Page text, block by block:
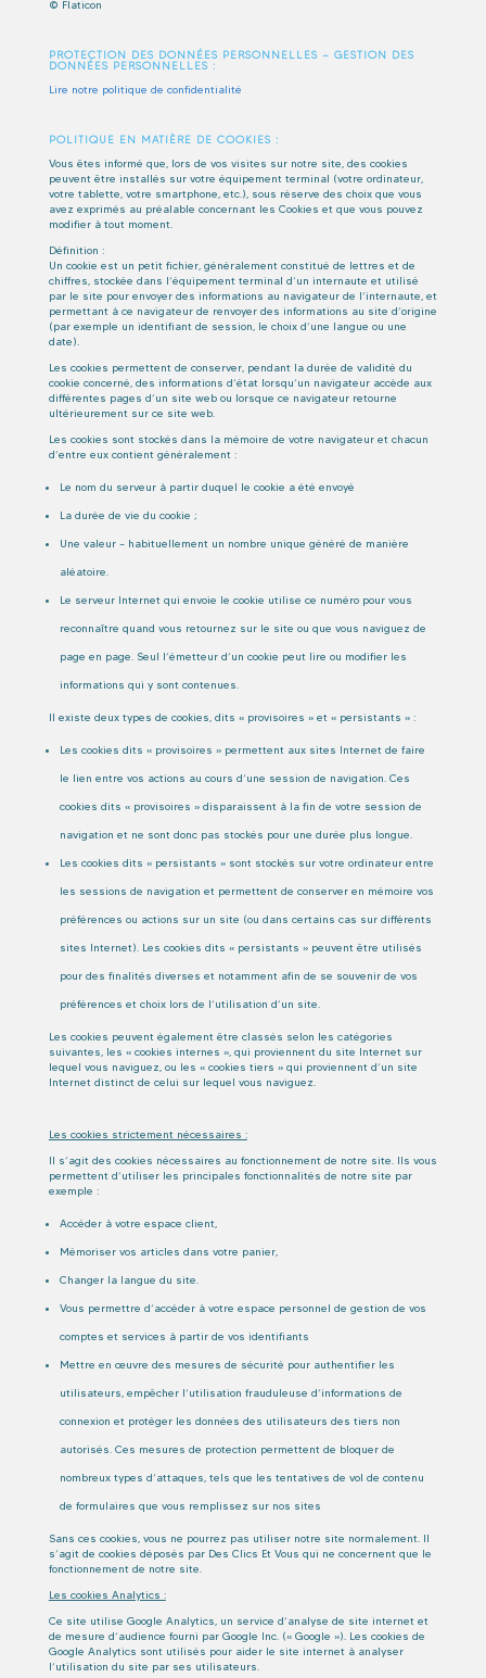
© Flaticon
PROTECTION DES DONNÉES PERSONNELLES — GESTION DES
DONNÉES PERSONNELLES :
Lire notre politique de confidentialité
POLITIQUE EN MATIÈRE DE COOKIES :
Vous êtes informé que, lors de vos visites sur notre site, des cookies
peuvent être installés sur votre équipement terminal (votre ordinateur,
votre tablette, votre smartphone, etc.), sous réserve des choix que vous
avez exprimés au préalable concernant les Cookies et que vous pouvez
modifier à tout moment.
Définition :
Un cookie est un petit fichier, généralement constitué de lettres et de
chiffres, stockée dans l’équipement terminal d’un internaute et utilisé
par le site pour envoyer des informations au navigateur de l’internaute, et
permettant à ce navigateur de renvoyer des informations au site d’origine
(par exemple un identifiant de session, le choix d’une langue ou une
date).
Les cookies permettent de conserver, pendant la durée de validité du
cookie concerné, des informations d’état lorsqu’un navigateur accède aux
différentes pages d’un site web ou lorsque ce navigateur retourne
ultérieurement sur ce site web.
Les cookies sont stockés dans la mémoire de votre navigateur et chacun
d’entre eux contient généralement :
Le nom du serveur à partir duquel le cookie a été envoyé
La durée de vie du cookie ;
Une valeur – habituellement un nombre unique généré de manière
aléatoire.
Le serveur Internet qui envoie le cookie utilise ce numéro pour vous
reconnaître quand vous retournez sur le site ou que vous naviguez de
page en page. Seul l’émetteur d’un cookie peut lire ou modifier les
informations qui y sont contenues.
Il existe deux types de cookies, dits « provisoires » et « persistants » :
Les cookies dits « provisoires » permettent aux sites Internet de faire
le lien entre vos actions au cours d’une session de navigation. Ces
cookies dits « provisoires » disparaissent à la fin de votre session de
navigation et ne sont donc pas stockés pour une durée plus longue.
Les cookies dits « persistants » sont stockés sur votre ordinateur entre
les sessions de navigation et permettent de conserver en mémoire vos
préférences ou actions sur un site (ou dans certains cas sur différents
sites Internet). Les cookies dits « persistants » peuvent être utilisés
pour des finalités diverses et notamment afin de se souvenir de vos
préférences et choix lors de l’utilisation d’un site.
Les cookies peuvent également être classés selon les catégories
suivantes, les « cookies internes », qui proviennent du site Internet sur
lequel vous naviguez, ou les « cookies tiers » qui proviennent d’un site
Internet distinct de celui sur lequel vous naviguez.
Les cookies strictement nécessaires :
Il s’agit des cookies nécessaires au fonctionnement de notre site. Ils vous
permettent d’utiliser les principales fonctionnalités de notre site par
exemple :
Accéder à votre espace client,
Mémoriser vos articles dans votre panier,
Changer la langue du site.
Vous permettre d’accéder à votre espace personnel de gestion de vos
comptes et services à partir de vos identifiants
Mettre en œuvre des mesures de sécurité pour authentifier les
utilisateurs, empêcher l’utilisation frauduleuse d’informations de
connexion et protéger les données des utilisateurs des tiers non
autorisés. Ces mesures de protection permettent de bloquer de
nombreux types d’attaques, tels que les tentatives de vol de contenu
de formulaires que vous remplissez sur nos sites
Sans ces cookies, vous ne pourrez pas utiliser notre site normalement. Il
s’agit de cookies déposés par Des Clics Et Vous qui ne concernent que le
fonctionnement de notre site.
Les cookies Analytics :
Ce site utilise Google Analytics, un service d’analyse de site internet et
de mesure d’audience fourni par Google Inc. (« Google »). Les cookies de
Google Analytics sont utilisés pour aider le site internet à analyser
l’utilisation du site par ses utilisateurs.